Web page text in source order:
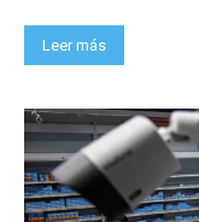
Leer más